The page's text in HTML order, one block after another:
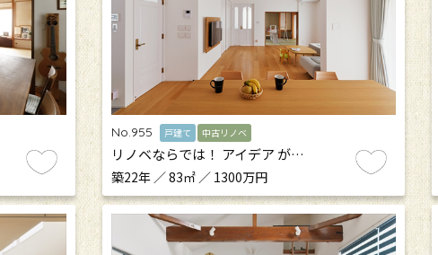
No.955 戸建て 中古リノベ
リノベならでは！ アイデア が…
築22年 ／ 83㎡ ／ 1300万円